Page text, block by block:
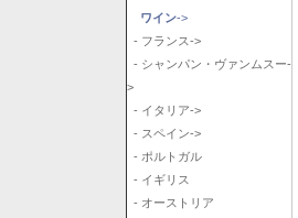
ワイン->
- フランス->
- シャンパン・ヴァンムスー-
>
- イタリア->
- スペイン->
- ポルトガル
- イギリス
- オーストリア